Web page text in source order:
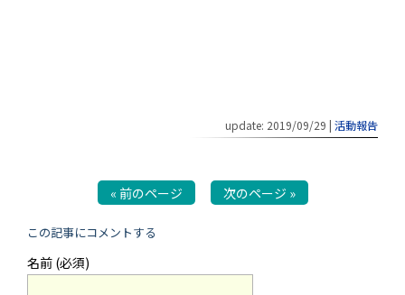
update: 2019/09/29 | 活動報告
« 前のページ 次のページ »
この記事にコメントする
名前 (必須)